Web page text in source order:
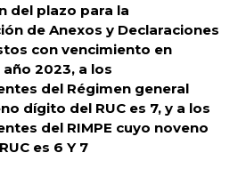
del plazo para la
de Anexos y Declaraciones
con vencimiento en
2023, a los
del Régimen general
dígito del RUC es 7, y a los
del RIMPE cuyo noveno
es 6 Y 7